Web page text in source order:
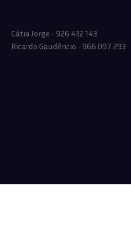
Cátia Jorge - 926 432 143
Ricardo Gaudêncio - 966 097 293